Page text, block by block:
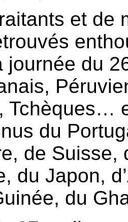
et de
journée du
Tchèques…
du
de Suisse,
du Japon,
du